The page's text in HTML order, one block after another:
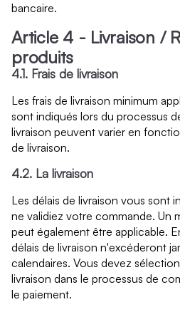
bancaire.
Article 4 - Livraison /
produits
4.1. Frais de livraison
Les frais de livraison minimum
sont indiqués lors du processus
livraison peuvent varier en
de livraison.
4.2. La livraison
Les délais de livraison vous sont
ne validiez votre commande. Un
peut également être applicable.
délais de livraison n'excéderont
calendaires. Vous devez
livraison dans le processus de
le paiement.